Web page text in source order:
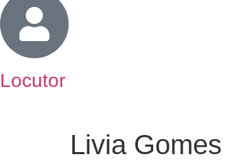
Locutor
Livia